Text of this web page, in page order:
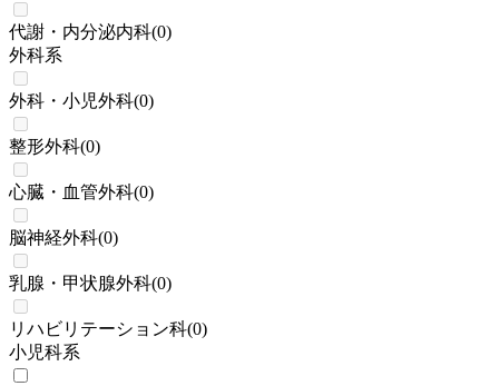
代謝・内分泌内科(0)
外科系
外科・小児外科(0)
整形外科(0)
心臓・血管外科(0)
脳神経外科(0)
乳腺・甲状腺外科(0)
リハビリテーション科(0)
小児科系